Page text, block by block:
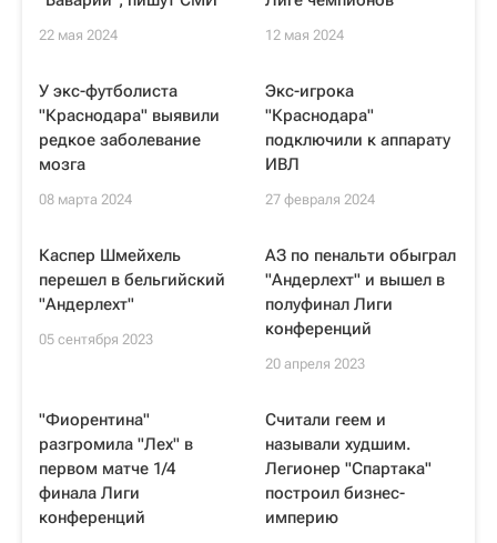
22 мая 2024 12 мая 2024
У экс-футболиста
"Краснодара" выявили
редкое заболевание
мозга
08 марта 2024
Экс-игрока
"Краснодара"
подключили к аппарату
ИВЛ
27 февраля 2024
Каспер Шмейхель
перешел в бельгийский
"Андерлехт"
05 сентября 2023
АЗ по пенальти обыграл
"Андерлехт" и вышел в
полуфинал Лиги
конференций
20 апреля 2023
"Фиорентина"
разгромила "Лех" в
первом матче 1/4
финала Лиги
конференций
Считали геем и
называли худшим.
Легионер "Спартака"
построил бизнес-
империю